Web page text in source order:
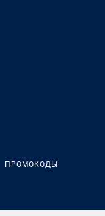
ПРОМОКОДЫ